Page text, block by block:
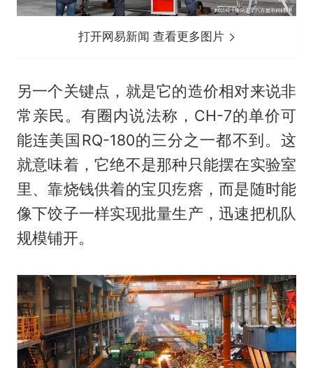
打开网易新闻 查看更多图片
另一个关键点，就是它的造价相对来说非
常亲民。有圈内说法称，CH-7的单价可
能连美国RQ-180的三分之一都不到。这
就意味着，它绝不是那种只能摆在实验室
里、靠烧钱供着的宝贝疙瘩，而是随时能
像下饺子一样实现批量生产，迅速把机队
规模铺开。